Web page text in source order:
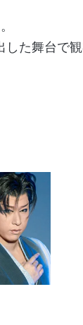
た舞台で観